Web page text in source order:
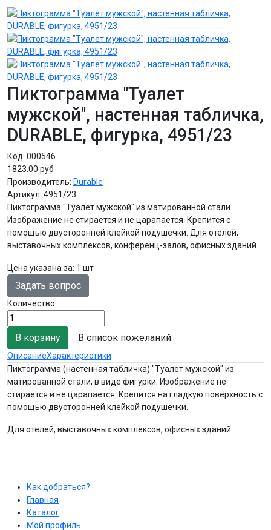
Пиктограмма "Туалет
мужской", настенная табличка,
DURABLE, фигурка, 4951/23
Код: 000546
1823.00 руб
Производитель: Durable
Артикул: 4951/23
Пиктограмма "Туалет мужской" из матированной стали.
Изображение не стирается и не царапается. Крепится с
помощью двусторонней клейкой подушечки. Для отелей,
выставочных комплексов, конференц-залов, офисных зданий.
Цена указана за: 1 шт
Задать вопрос
Количество:
В список пожеланий
ОписаниеХарактеристики
Пиктограмма (настенная табличка) "Туалет мужской" из
матированной стали, в виде фигурки. Изображение не
стирается и не царапается. Крепится на гладкую поверхность с
помощью двусторонней клейкой подушечки.
Для отелей, выставочных комплексов, офисных зданий.
Как добраться?
Главная
Каталог
Мой профиль